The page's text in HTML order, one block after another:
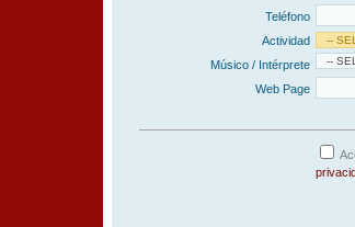
Teléfono
Actividad
Músico / Intérprete
Web Page